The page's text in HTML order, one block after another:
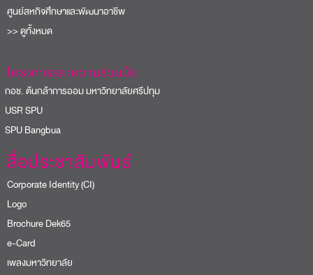
ศูนย์สหกิจศึกษาและพัฒนาอาชีพ
>> ดูทั้งหมด
โครงการและความร่วมมือ
ช. ต้นกล้าการออม มหาวิทยาลัยศรีปทุม
SPU
Bangbua
สื่อประชาสัมพันธ์
Corporate Identity (CI)
Logo
Brochure Dek65
e-Card
เพลงมหาวิทยาลัย